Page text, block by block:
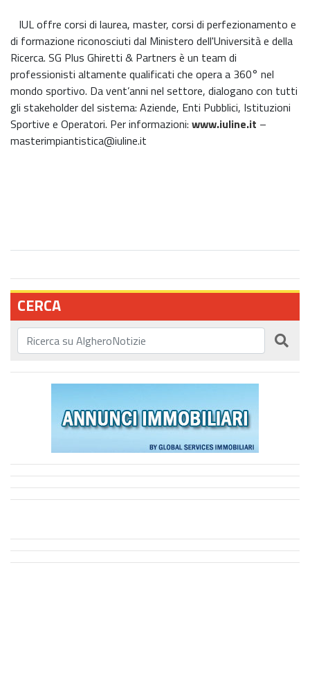
IUL offre corsi di laurea, master, corsi di perfezionamento e
di formazione riconosciuti dal Ministero dell'Università e della
Ricerca. SG Plus Ghiretti & Partners è un team di
professionisti altamente qualificati che opera a 360° nel
mondo sportivo. Da vent’anni nel settore, dialogano con tutti
gli stakeholder del sistema: Aziende, Enti Pubblici, Istituzioni
Sportive e Operatori. Per informazioni: www.iuline.it –
masterimpiantistica@iuline.it
CERCA